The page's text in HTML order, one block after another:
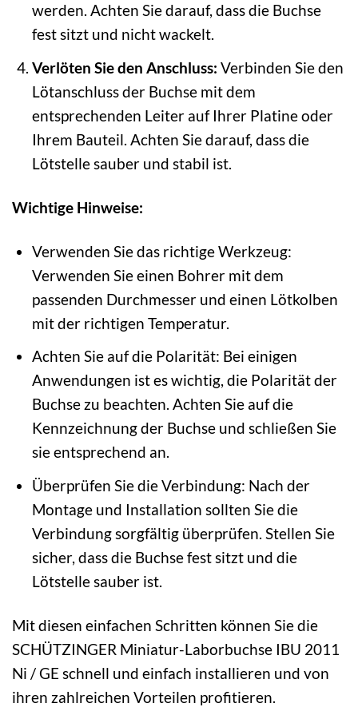
werden. Achten Sie darauf, dass die Buchse
fest sitzt und nicht wackelt.
Verlöten Sie den Anschluss: Verbinden Sie den
Lötanschluss der Buchse mit dem
entsprechenden Leiter auf Ihrer Platine oder
Ihrem Bauteil. Achten Sie darauf, dass die
Lötstelle sauber und stabil ist.
Wichtige Hinweise:
Verwenden Sie das richtige Werkzeug:
Verwenden Sie einen Bohrer mit dem
passenden Durchmesser und einen Lötkolben
mit der richtigen Temperatur.
Achten Sie auf die Polarität: Bei einigen
Anwendungen ist es wichtig, die Polarität der
Buchse zu beachten. Achten Sie auf die
Kennzeichnung der Buchse und schließen Sie
sie entsprechend an.
Überprüfen Sie die Verbindung: Nach der
Montage und Installation sollten Sie die
Verbindung sorgfältig überprüfen. Stellen Sie
sicher, dass die Buchse fest sitzt und die
Lötstelle sauber ist.
Mit diesen einfachen Schritten können Sie die
SCHÜTZINGER Miniatur-Laborbuchse IBU 2011
Ni / GE schnell und einfach installieren und von
ihren zahlreichen Vorteilen profitieren.